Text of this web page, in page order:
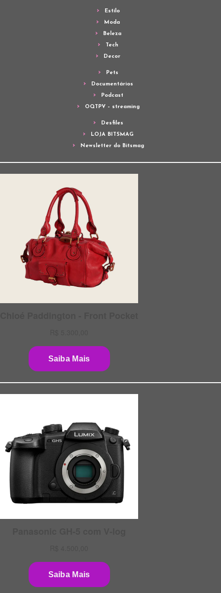
Estilo
Moda
Beleza
Tech
Decor
Pets
Documentários
Podcast
OQTPV – streaming
Desfiles
LOJA BITSMAG
Newsletter do Bitsmag